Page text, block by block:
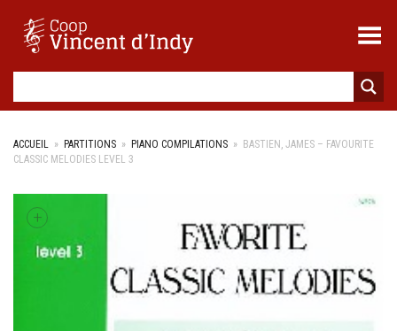
Toggle Menu
ACCUEIL » PARTITIONS » PIANO COMPILATIONS » BASTIEN, JAMES – FAVOURITE
CLASSIC MELODIES LEVEL 3
+